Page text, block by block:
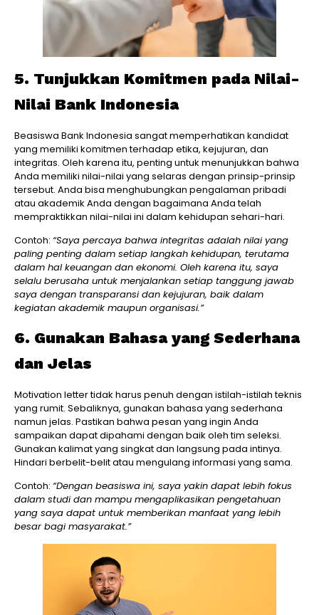
5. Tunjukkan Komitmen pada Nilai-
Nilai Bank Indonesia
Beasiswa Bank Indonesia sangat memperhatikan kandidat
yang memiliki komitmen terhadap etika, kejujuran, dan
integritas. Oleh karena itu, penting untuk menunjukkan bahwa
Anda memiliki nilai-nilai yang selaras dengan prinsip-prinsip
tersebut. Anda bisa menghubungkan pengalaman pribadi
atau akademik Anda dengan bagaimana Anda telah
mempraktikkan nilai-nilai ini dalam kehidupan sehari-hari.
Contoh: “Saya percaya bahwa integritas adalah nilai yang
paling penting dalam setiap langkah kehidupan, terutama
dalam hal keuangan dan ekonomi. Oleh karena itu, saya
selalu berusaha untuk menjalankan setiap tanggung jawab
saya dengan transparansi dan kejujuran, baik dalam
kegiatan akademik maupun organisasi.”
6. Gunakan Bahasa yang Sederhana
dan Jelas
Motivation letter tidak harus penuh dengan istilah-istilah teknis
yang rumit. Sebaliknya, gunakan bahasa yang sederhana
namun jelas. Pastikan bahwa pesan yang ingin Anda
sampaikan dapat dipahami dengan baik oleh tim seleksi.
Gunakan kalimat yang singkat dan langsung pada intinya.
Hindari berbelit-belit atau mengulang informasi yang sama.
Contoh: “Dengan beasiswa ini, saya yakin dapat lebih fokus
dalam studi dan mampu mengaplikasikan pengetahuan
yang saya dapat untuk memberikan manfaat yang lebih
besar bagi masyarakat.”